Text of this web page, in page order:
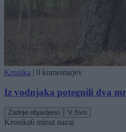
Kronika | 0 komentarjev
Iz vodnjaka potegnili dva
Zadnje objavljeno V živo
Kronika6 minut nazaj